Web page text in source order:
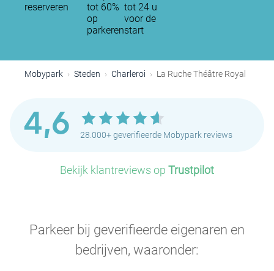
reserveren
tot 60%
op
parkeren
tot 24 u
voor de
start
Mobypark Steden Charleroi La Ruche Théâtre Royal
4,6 28.000+ geverifieerde Mobypark reviews
Bekijk klantreviews op Trustpilot
Parkeer bij geverifieerde eigenaren en
bedrijven, waaronder: